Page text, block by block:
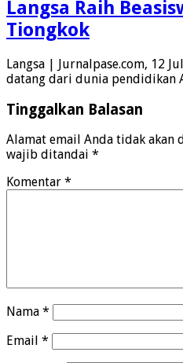
Langsa Raih
Tiongkok
Langsa | Jurnalpase.com, 12
datang dari dunia pendidikan
Tinggalkan Balasan
Alamat email Anda tidak akan
wajib ditandai *
Komentar *
Nama *
Email *